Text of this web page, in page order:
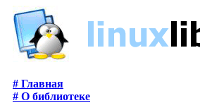
# Главная
# О библиотеке